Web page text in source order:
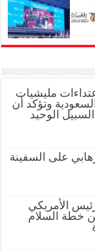
مليشيات
وتؤكد أن
الوحيد
على السفينة
الأمريكي
من خطة السلام